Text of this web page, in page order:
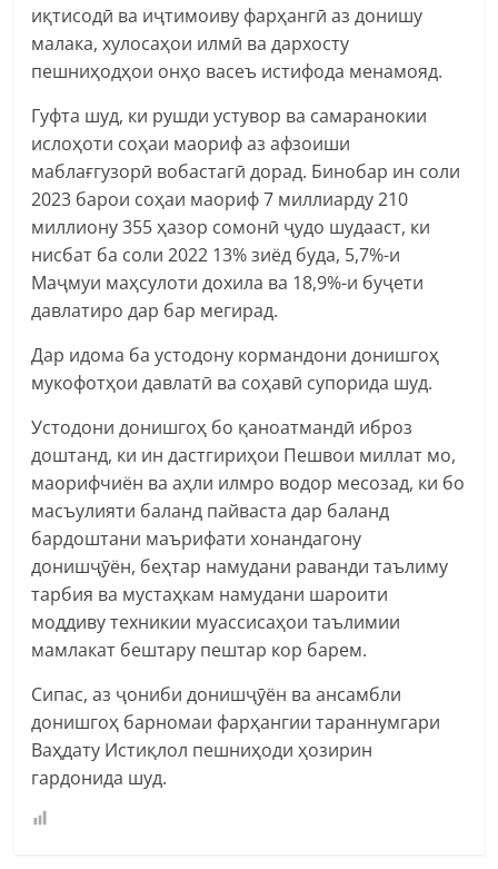
иқтисодӣ ва иҷтимоиву фарҳангӣ аз донишу
малака, хулосаҳои илмӣ ва дархосту
пешниҳодҳои онҳо васеъ истифода менамояд.
Гуфта шуд, ки рушди устувор ва самаранокии
ислоҳоти соҳаи маориф аз афзоиши
маблағгузорӣ вобастагӣ дорад. Бинобар ин соли
2023 барои соҳаи маориф 7 миллиарду 210
миллиону 355 ҳазор сомонӣ ҷудо шудааст, ки
нисбат ба соли 2022 13% зиёд буда, 5,7%-и
Маҷмуи маҳсулоти дохила ва 18,9%-и буҷети
давлатиро дар бар мегирад.
Дар идома ба устодону кормандони донишгоҳ
мукофотҳои давлатӣ ва соҳавӣ супорида шуд.
Устодони донишгоҳ бо қаноатмандӣ иброз
доштанд, ки ин дастгириҳои Пешвои миллат мо,
маорифчиён ва аҳли илмро водор месозад, ки бо
масъулияти баланд пайваста дар баланд
бардоштани маърифати хонандагону
донишҷӯён, беҳтар намудани раванди таълиму
тарбия ва мустаҳкам намудани шароити
моддиву техникии муассисаҳои таълимии
мамлакат бештару пештар кор барем.
Сипас, аз ҷониби донишҷӯён ва ансамбли
донишгоҳ барномаи фарҳангии тараннумгари
Ваҳдату Истиқлол пешниҳоди ҳозирин
гардонида шуд.